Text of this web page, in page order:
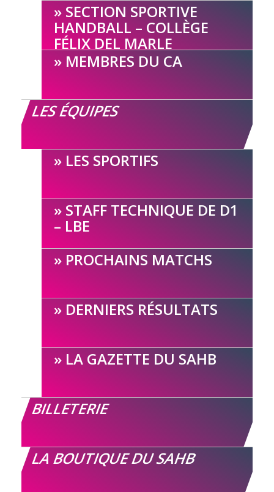
SECTION SPORTIVE
HANDBALL – COLLÈGE
FÉLIX DEL MARLE
MEMBRES DU CA
LES ÉQUIPES
LES SPORTIFS
STAFF TECHNIQUE DE D1
– LBE
PROCHAINS MATCHS
DERNIERS RÉSULTATS
LA GAZETTE DU SAHB
BILLETERIE
LA BOUTIQUE DU SAHB